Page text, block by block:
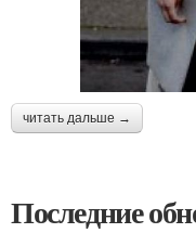
читать дальше →
Последние